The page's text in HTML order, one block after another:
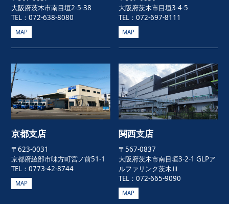
大阪府茨木市南目垣2-5-38
TEL：072-638-8080
MAP
大阪府茨木市目垣3-4-5
TEL：072-697-8111
MAP
京都支店
〒623-0031
京都府綾部市味方町宮ノ前51-1
TEL：0773-42-8744
MAP
関西支店
〒567-0837
大阪府茨木市南目垣3-2-1 GLPア
ルファリンク茨木Ⅲ
TEL：072-665-9090
MAP